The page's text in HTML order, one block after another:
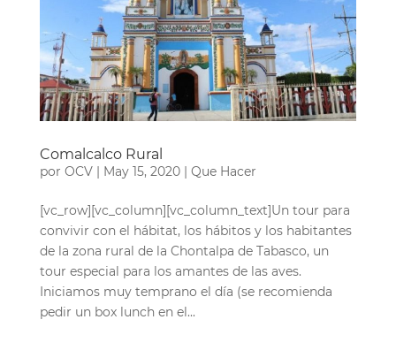
Comalcalco Rural
por OCV| May 15, 2020| Que Hacer
[vc_row][vc_column][vc_column_text]Un tour para
convivir con el hábitat, los hábitos y los habitantes
de la zona rural de la Chontalpa de Tabasco, un
tour especial para los amantes de las aves.
Iniciamos muy temprano el día (se recomienda
pedir un box lunch en el...